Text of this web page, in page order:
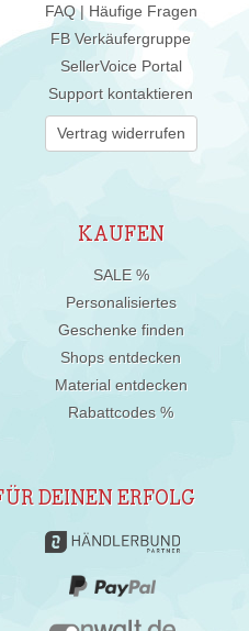
FAQ | Häufige Fragen
FB Verkäufergruppe
SellerVoice Portal
Support kontaktieren
Vertrag widerrufen
KAUFEN
SALE %
Personalisiertes
Geschenke finden
Shops entdecken
Material entdecken
Rabattcodes %
DEINEN ERFOLG